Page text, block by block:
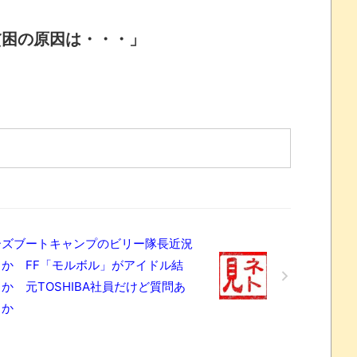
の原因は・・・」
ブートキャンプのビリー隊長近況
FF「モルボル」がアイドル結
元TOSHIBA社員だけど質問あ